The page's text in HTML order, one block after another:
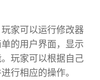
家可以运行修改器
的用户界面，显示
玩家可以根据自己
行相应的操作。